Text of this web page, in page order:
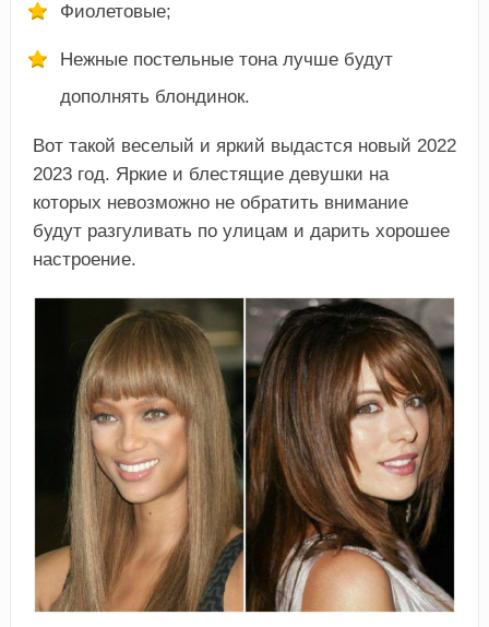
Фиолетовые;
Нежные постельные тона лучше будут
дополнять блондинок.
Вот такой веселый и яркий выдастся новый 2022
2023 год. Яркие и блестящие девушки на
которых невозможно не обратить внимание
будут разгуливать по улицам и дарить хорошее
настроение.